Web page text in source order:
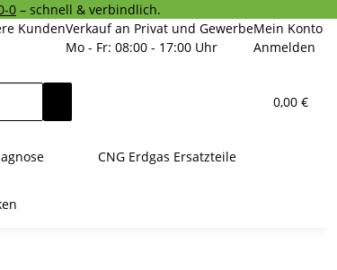
0 – schnell & verbindlich.
Mein Konto
Anmelden
Verkauf an Privat und Gewerbe
Mo - Fr: 08:00 - 17:00 Uhr
Kunden
0,00 €
CNG Erdgas Ersatzteile